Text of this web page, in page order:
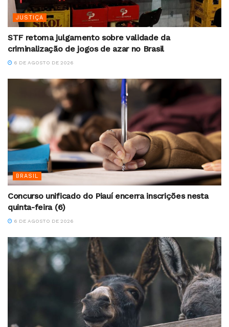
JUSTIÇA
STF retoma julgamento sobre validade da
criminalização de jogos de azar no Brasil
6 DE AGOSTO DE 2026
BRASIL
Concurso unificado do Piauí encerra inscrições nesta
quinta-feira (6)
6 DE AGOSTO DE 2026